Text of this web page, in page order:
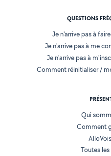
QUESTIONS
Je n'arrive pas à
Je n'arrive pas à me
Je n'arrive pas à
Comment réinitialiser /
Qui
Comment
Toutes